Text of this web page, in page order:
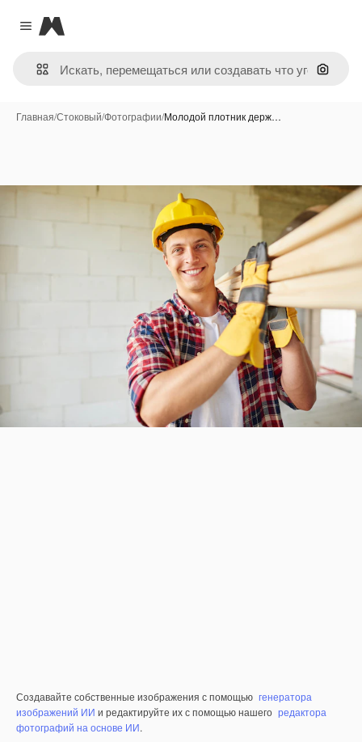
Close menu
Magnific
Поиск
Главная/Стоковый/Фотографии/Молодой плотник держ…
Создавайте собственные изображения с помощью генератора
изображений ИИ и редактируйте их с помощью нашего редактора
фотографий на основе ИИ.